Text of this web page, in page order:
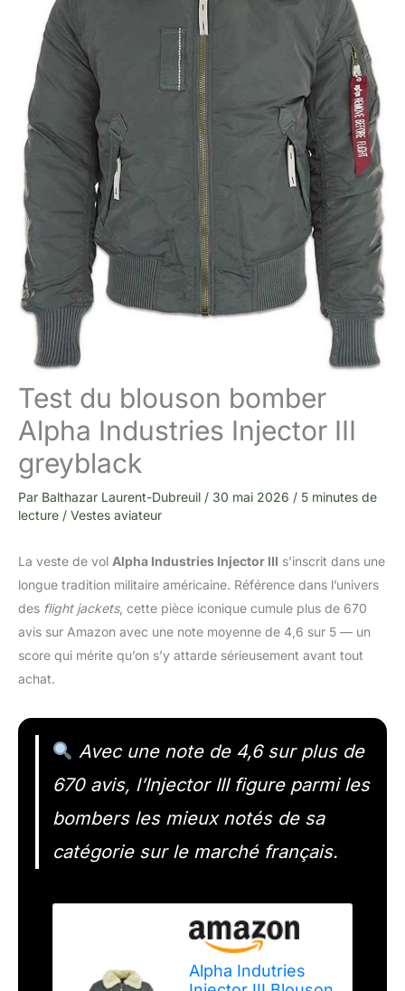
Test du blouson bomber
Alpha Industries Injector III
greyblack
Par Balthazar Laurent-Dubreuil / 30 mai 2026 / 5 minutes de
lecture / Vestes aviateur
La veste de vol Alpha Industries Injector III s’inscrit dans une
longue tradition militaire américaine. Référence dans l’univers
des flight jackets, cette pièce iconique cumule plus de 670
avis sur Amazon avec une note moyenne de 4,6 sur 5 — un
score qui mérite qu’on s’y attarde sérieusement avant tout
achat.
Avec une note de 4,6 sur plus de
670 avis, l’Injector III figure parmi les
bombers les mieux notés de sa
catégorie sur le marché français.
Alpha Indutries